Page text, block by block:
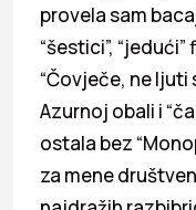
provela sam
“šestici”,
“Čovječe, ne ljuti
Azurnoj obali i
ostala bez
za mene